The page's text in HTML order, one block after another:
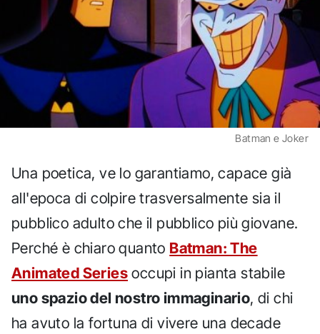
Batman e Joker
Una poetica, ve lo garantiamo, capace già
all'epoca di colpire trasversalmente sia il
pubblico adulto che il pubblico più giovane.
Perché è chiaro quanto Batman: The
Animated Series occupi in pianta stabile
uno spazio del nostro immaginario, di chi
ha avuto la fortuna di vivere una decade